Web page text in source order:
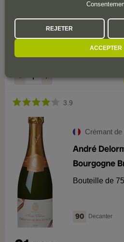
11
3.9
Crémant
André
Bourgogne
Bouteille de
90 Decanter
REJETER
ACCEPTER